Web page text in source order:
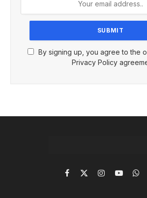
By signing up, you agree to the
Privacy Policy
Facebook
X
InstagramYouTube